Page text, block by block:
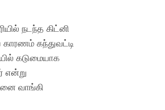
நடந்த கிட்னி
காரணம் கந்துவட்டி
கடுமையாக
என்று
வாங்கி